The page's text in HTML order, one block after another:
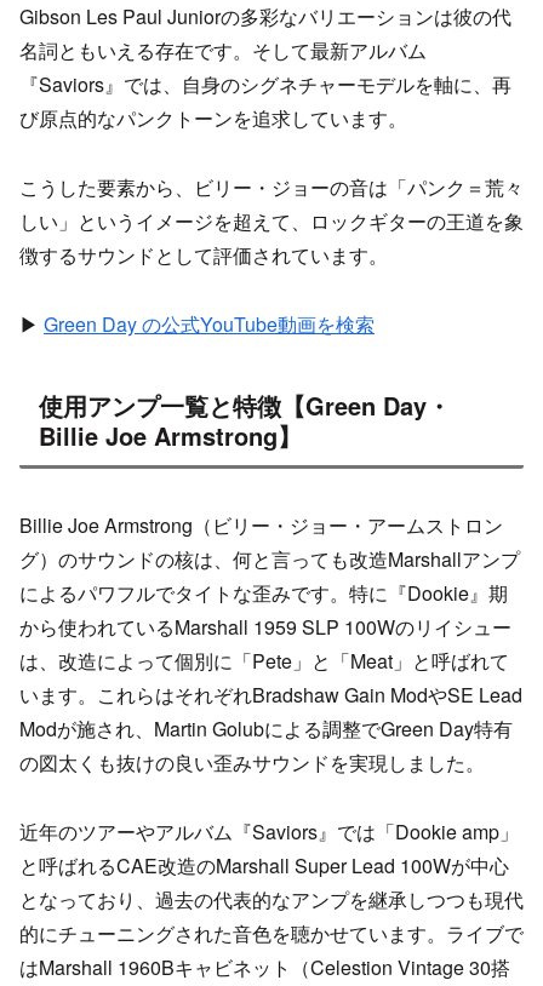
Gibson Les Paul Juniorの多彩なバリエーションは彼の代
名詞ともいえる存在です。そして最新アルバム
『Saviors』では、自身のシグネチャーモデルを軸に、再
び原点的なパンクトーンを追求しています。
こうした要素から、ビリー・ジョーの音は「パンク＝荒々
しい」というイメージを超えて、ロックギターの王道を象
徴するサウンドとして評価されています。
▶ Green Day の公式YouTube動画を検索
使用アンプ一覧と特徴【Green Day・
Billie Joe Armstrong】
Billie Joe Armstrong（ビリー・ジョー・アームストロン
グ）のサウンドの核は、何と言っても改造Marshallアンプ
によるパワフルでタイトな歪みです。特に『Dookie』期
から使われているMarshall 1959 SLP 100Wのリイシュー
は、改造によって個別に「Pete」と「Meat」と呼ばれて
います。これらはそれぞれBradshaw Gain ModやSE Lead
Modが施され、Martin Golubによる調整でGreen Day特有
の図太くも抜けの良い歪みサウンドを実現しました。
近年のツアーやアルバム『Saviors』では「Dookie amp」
と呼ばれるCAE改造のMarshall Super Lead 100Wが中心
となっており、過去の代表的なアンプを継承しつつも現代
的にチューニングされた音色を聴かせています。ライブで
はMarshall 1960Bキャビネット（Celestion Vintage 30搭